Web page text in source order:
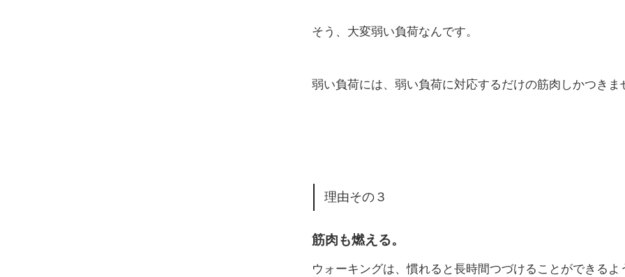
そう、大変弱い負荷なんです。
弱い負荷には、弱い負荷に対応するだけの筋肉しかつきま
理由その３
筋肉も燃える。
ウォーキングは、慣れると長時間つづけることができるよ